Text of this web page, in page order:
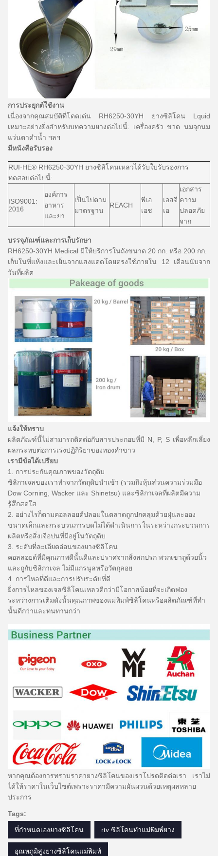
การประยุกต์ใช้งาน
เนื่องจากคุณสมบัติที่โดดเด่น RH6250-30YH ยางซิลิโคน Lquid
เหมาะอย่างยิ่งสำหรับบทความยางต่อไปนี้:
เครื่องครัว ขวดนมจุกนม
แว่นตาดำน้ำ ฯลฯ
มีหนังสือรับรอง
RUI-HE® RH6250-30YH ยางซิลิโคนเหลวได้รับใบรับรองการ
ทดสอบต่อไปนี้:
ISO9001:
2016
องค์การ
อาหาร
และยา
เป็นไปตาม
มาตรฐาน
REACH
พีเอ
เอช
เอสจี
เอ
เอกสาร
ความ
ปลอดภัย
จาก
บรรจุภัณฑ์และการเก็บรักษา
RH6250-30YH Medical มีให้บริการในถังขนาด 20 กก. หรือ 200 กก.
เก็บในที่แห้งและเย็นจากแสงแดดโดยตรงใช้ภายใน 12 เดือนนับจาก
วันที่ผลิต
แจ้งให้ทราบ
ผลิตภัณฑ์นี้ไม่สามารถติดต่อกับสารประกอบที่มี N, P, S เพื่อหลีกเลี่ยง
ผลกระทบต่อการเร่งปฏิกิริยาของทองคำขาว
เรามีข้อได้เปรียบ
1. การประกันคุณภาพของวัตถุดิบ
ซิลิกาเจลของเราทำจากวัตถุดิบนำเข้า (รวมถึงหุ้นส่วนความร่วมมือ
Dow Corning, Wacker และ Shinetsu) และซิลิกาเจลที่ผลิตมีความ
รู้สึกสดใส
2. อย่างไรก็ตามคอลลอยด์ปลอมในตลาดถูกปกคลุมด้วยฝุ่นละออง
ขนาดเล็กและกระบวนการบดไม่ได้ดำเนินการในระหว่างกระบวนการ
ผลิตหรือสิ่งเจือปนที่มีอยู่ในวัตถุดิบ
3. ระดับที่ละเอียดอ่อนของยางซิลิโคน
คอลลอยด์ที่มีคุณภาพดีนั้นดีและปราศจากสิ่งสกปรก พวกเขาถูด้วยนิ้ว
และถูกับซิลิกาเจล ไม่มีแกรนูลหรือวัตถุลอย
4. การไหลที่ดีและการปรับระดับที่ดี
ยิ่งการไหลของเจลซิลิโคนเหลวดีกว่ามีโอกาสน้อยที่จะเกิดฟอง
ระหว่างการเติมดังนั้นคุณภาพของแม่พิมพ์ซิลิโคนหรือผลิตภัณฑ์ที่ทำ
นั้นดีกว่าและทนทานกว่า
หากคุณต้องการทราบราคายางซิลิโคนของเราโปรดติดต่อเรา
เราไม่
ได้ให้ราคาในเว็บไซต์เพราะราคามีความผันผวนด้วยเหตุผลหลาย
ประการ
Tags:
ที่กำหนดเองยางซิลิโคน rtv ซิลิโคนทำแม่พิมพ์ยาง
อุณหภูมิสูงยางซิลิโคนแม่พิมพ์